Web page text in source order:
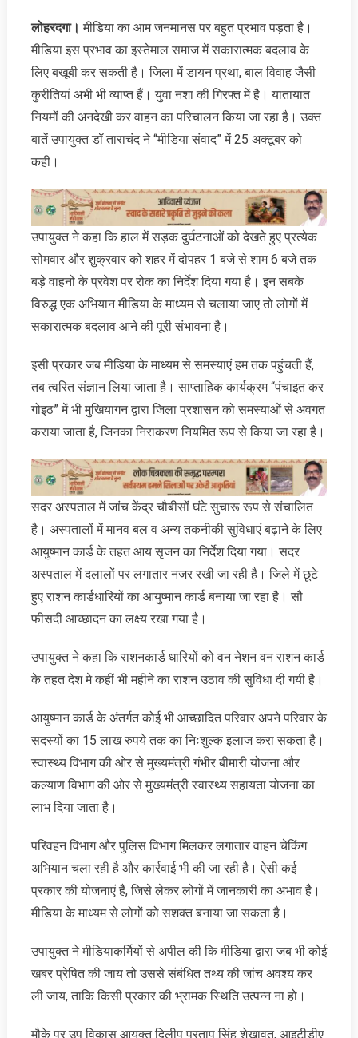
लोहरदगा। मीडिया का आम जनमानस पर बहुत प्रभाव पड़ता है।
मीडिया इस प्रभाव का इस्तेमाल समाज में सकारात्मक बदलाव के
लिए बखूबी कर सकती है। जिला में डायन प्रथा, बाल विवाह जैसी
कुरीतियां अभी भी व्याप्त हैं। युवा नशा की गिरफ्त में है। यातायात
नियमों की अनदेखी कर वाहन का परिचालन किया जा रहा है। उक्‍त
बातें उपायुक्त डॉ ताराचंद ने “मीडिया संवाद” में 25 अक्‍टूबर को
कही।
उपायुक्त ने कहा कि हाल में सड़क दुर्घटनाओं को देखते हुए प्रत्येक
सोमवार और शुक्रवार को शहर में दोपहर 1 बजे से शाम 6 बजे तक
बड़े वाहनों के प्रवेश पर रोक का निर्देश दिया गया है। इन सबके
विरुद्ध एक अभियान मीडिया के माध्यम से चलाया जाए तो लोगों में
सकारात्मक बदलाव आने की पूरी संभावना है।
इसी प्रकार जब मीडिया के माध्यम से समस्याएं हम तक पहुंचती हैं,
तब त्वरित संज्ञान लिया जाता है। साप्ताहिक कार्यक्रम “पंचाइत कर
गोइठ” में भी मुखियागन द्वारा जिला प्रशासन को समस्याओं से अवगत
कराया जाता है, जिनका निराकरण नियमित रूप से किया जा रहा है।
सदर अस्पताल में जांच केंद्र चौबीसों घंटे सुचारू रूप से संचालित
है। अस्पतालों में मानव बल व अन्य तकनीकी सुविधाएं बढ़ाने के लिए
आयुष्मान कार्ड के तहत आय सृजन का निर्देश दिया गया। सदर
अस्पताल में दलालों पर लगातार नजर रखी जा रही है। जिले में छूटे
हुए राशन कार्डधारियों का आयुष्मान कार्ड बनाया जा रहा है। सौ
फीसदी आच्छादन का लक्ष्य रखा गया है।
उपायुक्त ने कहा कि राशनकार्ड धारियों को वन नेशन वन राशन कार्ड
के तहत देश मे कहीं भी महीने का राशन उठाव की सुविधा दी गयी है।
आयुष्मान कार्ड के अंतर्गत कोई भी आच्छादित परिवार अपने परिवार के
सदस्यों का 15 लाख रुपये तक का निःशुल्क इलाज करा सकता है।
स्वास्थ्य विभाग की ओर से मुख्यमंत्री गंभीर बीमारी योजना और
कल्याण विभाग की ओर से मुख्यमंत्री स्वास्थ्य सहायता योजना का
लाभ दिया जाता है।
परिवहन विभाग और पुलिस विभाग मिलकर लगातार वाहन चेकिंग
अभियान चला रही है और कार्रवाई भी की जा रही है। ऐसी कई
प्रकार की योजनाएं हैं, जिसे लेकर लोगों में जानकारी का अभाव है।
मीडिया के माध्यम से लोगों को सशक्त बनाया जा सकता है।
उपायुक्त ने मीडियाकर्मियों से अपील की कि मीडिया द्वारा जब भी कोई
खबर प्रेषित की जाय तो उससे संबंधित तथ्य की जांच अवश्य कर
ली जाय, ताकि किसी प्रकार की भ्रामक स्थिति उत्पन्न ना हो।
मौके पर उप विकास आयुक्त दिलीप प्रताप सिंह शेखावत, आइटीडीए